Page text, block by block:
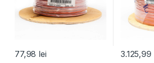
77,98 lei 3.125,99